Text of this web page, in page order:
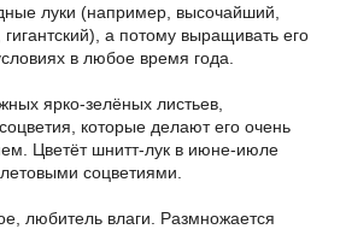
луки (например, высочайший,
а потому выращивать его
в любое время года.
ярко-зелёных листьев,
которые делают его очень
Цветёт шнитт-лук в июне-июле
соцветиями.
любитель влаги. Размножается